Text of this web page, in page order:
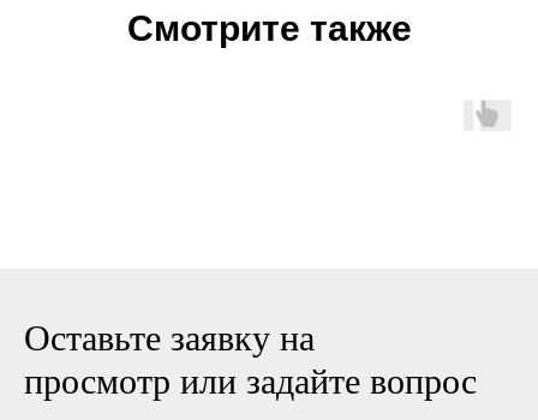
Смотрите также
Оставьте заявку на
просмотр или задайте вопрос